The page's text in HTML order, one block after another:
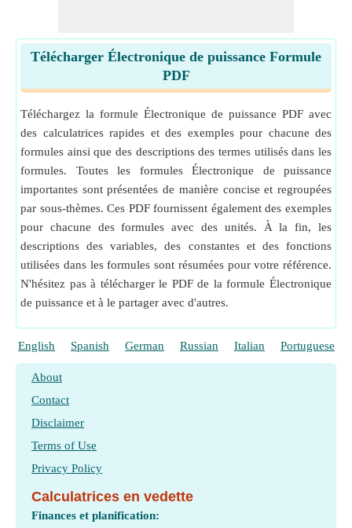
Télécharger Électronique de puissance Formule
PDF
Téléchargez la formule Électronique de puissance PDF avec
des calculatrices rapides et des exemples pour chacune des
formules ainsi que des descriptions des termes utilisés dans les
formules. Toutes les formules Électronique de puissance
importantes sont présentées de manière concise et regroupées
par sous-thèmes. Ces PDF fournissent également des exemples
pour chacune des formules avec des unités. À la fin, les
descriptions des variables, des constantes et des fonctions
utilisées dans les formules sont résumées pour votre référence.
N'hésitez pas à télécharger le PDF de la formule Électronique
de puissance et à le partager avec d'autres.
English Spanish German Russian Italian Portuguese
About
Contact
Disclaimer
Terms of Use
Privacy Policy
Calculatrices en vedette
Finances et planification: